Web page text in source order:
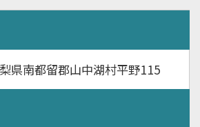
県南都留郡山中湖村平野115